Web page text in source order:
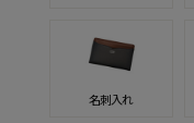
名刺入れ